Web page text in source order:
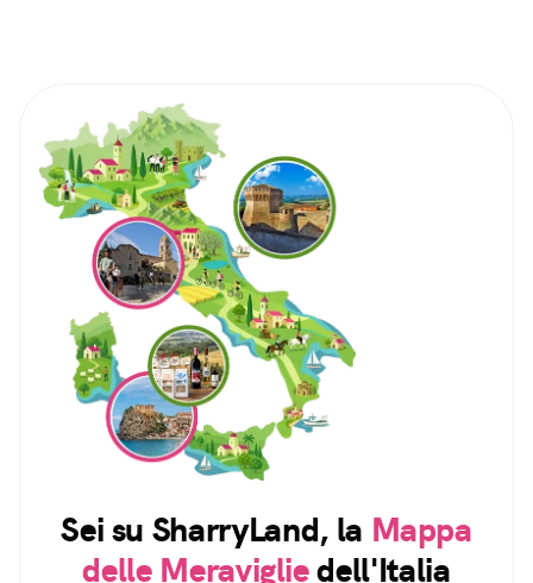
Sei su SharryLand, la Mappa
delle Meravigliedell'Italia